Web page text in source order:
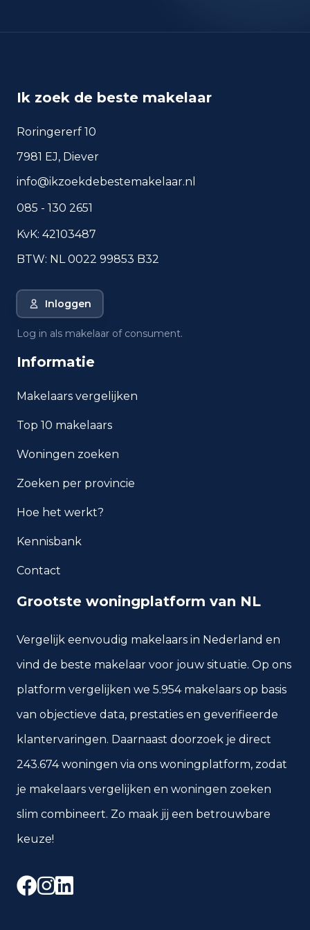
wonen in Geldrop
Korte antwoorden op basis van actuele
plaatscijfers, handig voor een snelle
Geldrop?
Wat is de gemiddelde WOZ-
waarde in Geldrop?
Wat is het gemiddelde
inkomen per inwoner in Geldrop?
Hoe veilig is wonen in
Geldrop?
Welke woningtypen komen
Ik zoek de beste makelaar
Roringererf 10
7981 EJ, Diever
info@ikzoekdebestemakelaar.nl
085 - 130 2651
KvK: 42103487
BTW: NL 0022 99853 B32
Inloggen
Log in als makelaar of consument.
Informatie
Makelaars vergelijken
Top 10 makelaars
Woningen zoeken
Zoeken per provincie
Hoe het werkt?
Kennisbank
Contact
Grootste woningplatform van NL
Vergelijk eenvoudig makelaars in Nederland en
vind de beste makelaar voor jouw situatie. Op ons
platform vergelijken we 5.954 makelaars op basis
van objectieve data, prestaties en geverifieerde
klantervaringen. Daarnaast doorzoek je direct
243.674 woningen via ons woningplatform, zodat
je makelaars vergelijken en woningen zoeken
slim combineert. Zo maak jij een betrouwbare
keuze!
Facebook
Instagram
LinkedIn